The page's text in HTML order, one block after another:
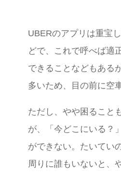
UBERのアプリは重宝
どで、これで呼べば適
できることなどもある
多いため、目の前に空
ただし、やや困ること
が、「今どこにいる？
ができない。たいてい
周りに誰もいないと、